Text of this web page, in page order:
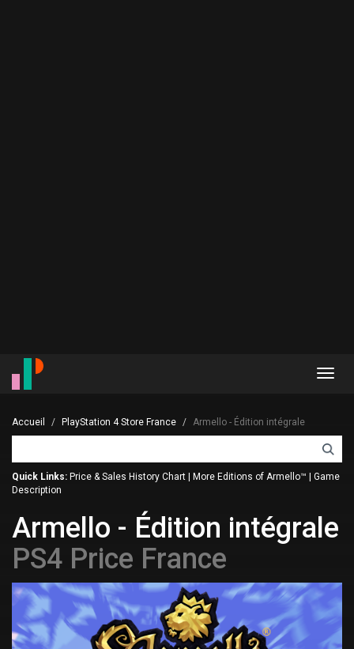
Accueil PlayStation 4 Store France Armello - Édition intégrale
Quick Links: Price & Sales History Chart More Editions of Armello™
Game
Description
Armello - Édition intégrale
PS4 Price France